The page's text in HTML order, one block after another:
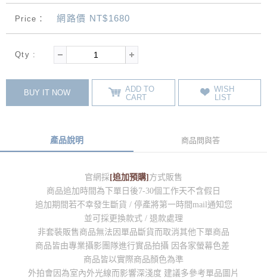
Price：網路價 NT$1680
Qty :
BUY IT NOW
ADD TO
CART
WISH
LIST
產品說明 商品問與答
官網採 [追加預購] 方式販售
商品追加時間為下單日後7-30個工作天不含假日
追加期間若不幸發生斷貨 / 停產將第一時間mail通知您
並可採更換款式 / 退款處理
非套裝販售商品無法因單品斷貨而取消其他下單商品
商品皆由專業攝影團隊進行實品拍攝 因各家螢幕色差
商品皆以實際商品顏色為準
外拍會因為室內外光線而影響深淺度 建議多參考單品圖片